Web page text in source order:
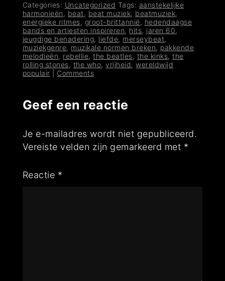
Categories: Uncategorized Tags: aanstekelijke
harmonieën , beat , beat muziek, beatmuziek,
energieke ritmes, groot-brittannië, hedendaagse
bands en artiesten inspireren, hits, jaren 60,
jeugdige benadering, liefde, merseybeat,
muziekgenre, muzikale normen breken, pakkende
melodieën, rebellie,the beatles, the kinks,the
rolling stones, the who,vrijheid,wereldwijd
populair
Comments
Geef een reactie
Je e-mailadres wordt niet gepubliceerd.
Vereiste velden zijn gemarkeerd met *
Reactie *